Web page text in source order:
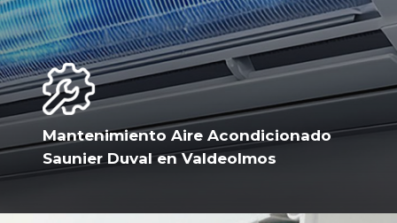
Mantenimiento Aire Acondicionado
Saunier Duval en Valdeolmos